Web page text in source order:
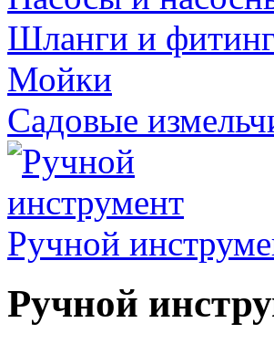
Шланги и
Мойки
Садовые
Ручной
Ручной